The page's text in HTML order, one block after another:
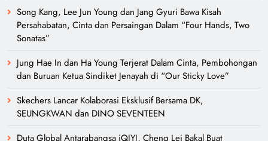
Song Kang, Lee Jun Young dan Jang Gyuri Bawa Kisah
Persahabatan, Cinta dan Persaingan Dalam “Four Hands, Two
Sonatas”
Jung Hae In dan Ha Young Terjerat Dalam Cinta, Pembohongan
dan Buruan Ketua Sindiket Jenayah di “Our Sticky Love”
Skechers Lancar Kolaborasi Eksklusif Bersama DK,
SEUNGKWAN dan DINO SEVENTEEN
Duta Global Antarabangsa iQIYI, Cheng Lei Bakal Buat